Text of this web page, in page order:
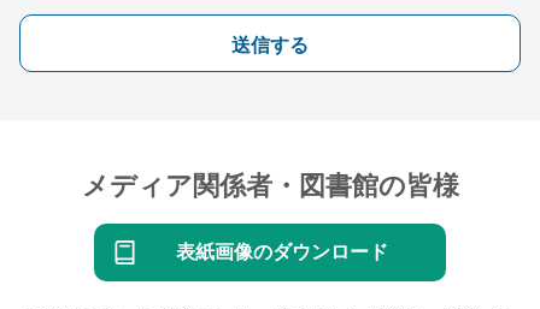
送信する
メディア関係者・図書館の皆様
表紙画像のダウンロード